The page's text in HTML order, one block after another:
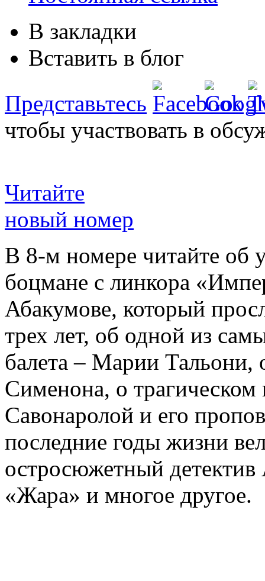
В закладки
Вставить в блог
Представьтесь
чтобы участвовать в
Читайте
новый номер
В 8-м номере читайте об
боцмане с линкора
Абакумове, который
трех лет, об одной из
балета – Марии
Сименона, о трагическом
Савонаролой и его
последние годы жизни
остросюжетный детектив
«Жара» и многое другое.